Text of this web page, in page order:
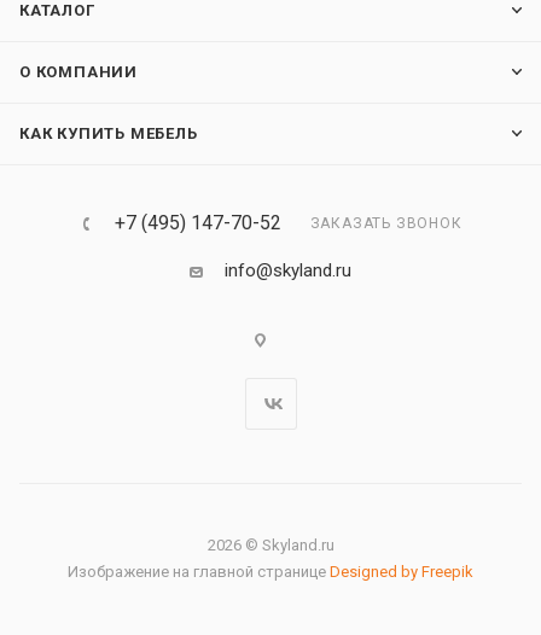
КАТАЛОГ
О КОМПАНИИ
КАК КУПИТЬ МЕБЕЛЬ
+7 (495) 147-70-52 ЗАКАЗАТЬ ЗВОНОК
info@skyland.ru
2026 © Skyland.ru
Изображение на главной странице Designed by Freepik